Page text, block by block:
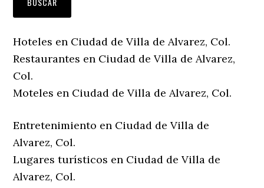
Hoteles en Ciudad de Villa de Alvarez, Col.
Restaurantes en Ciudad de Villa de Alvarez,
Col.
Moteles en Ciudad de Villa de Alvarez, Col.
Entretenimiento en Ciudad de Villa de
Alvarez, Col.
Lugares turísticos en Ciudad de Villa de
Alvarez, Col.